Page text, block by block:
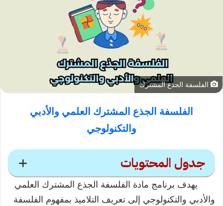
الفلسفة الجذع المشترك
الفلسفة الجذع المشترك العلمي والأدبي
والتكنولوجي
جدول المحتويات
الفلسفة الجذع المشترك
يهدف برنامج مادة الفلسفة الجذع المشترك العلمي
والأدبي والتكنولوجي إلى تعريف التلاميذ بمفهوم الفلسفة